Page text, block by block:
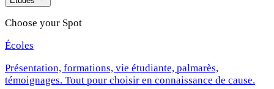
Choose your Spot
Écoles
Présentation, formations, vie étudiante, palmarès,
témoignages. Tout pour choisir en connaissance de cause.